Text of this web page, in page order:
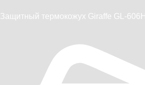
Защитный термокожух Giraffe GL-606H